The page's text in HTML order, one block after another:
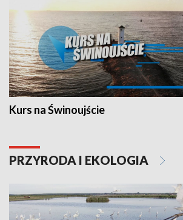
Kurs na Świnoujście
PRZYRODA I EKOLOGIA